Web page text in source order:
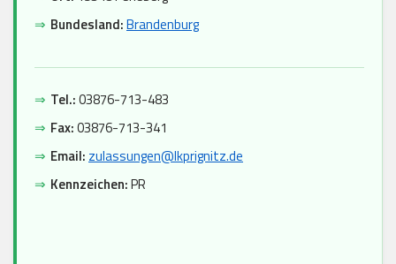
⇒ Bundesland:Brandenburg
⇒ Tel.:03876-713-483
⇒ Fax:03876-713-341
⇒ Email: zulassungen@lkprignitz.de
⇒ Kennzeichen:PR